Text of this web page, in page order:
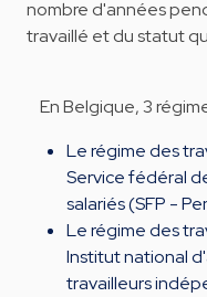
nombre d'années
travaillé et du statut
En Belgique, 3
Le régime des
Service fédéral
salariés (SFP -
Le régime des
Institut national
travailleurs